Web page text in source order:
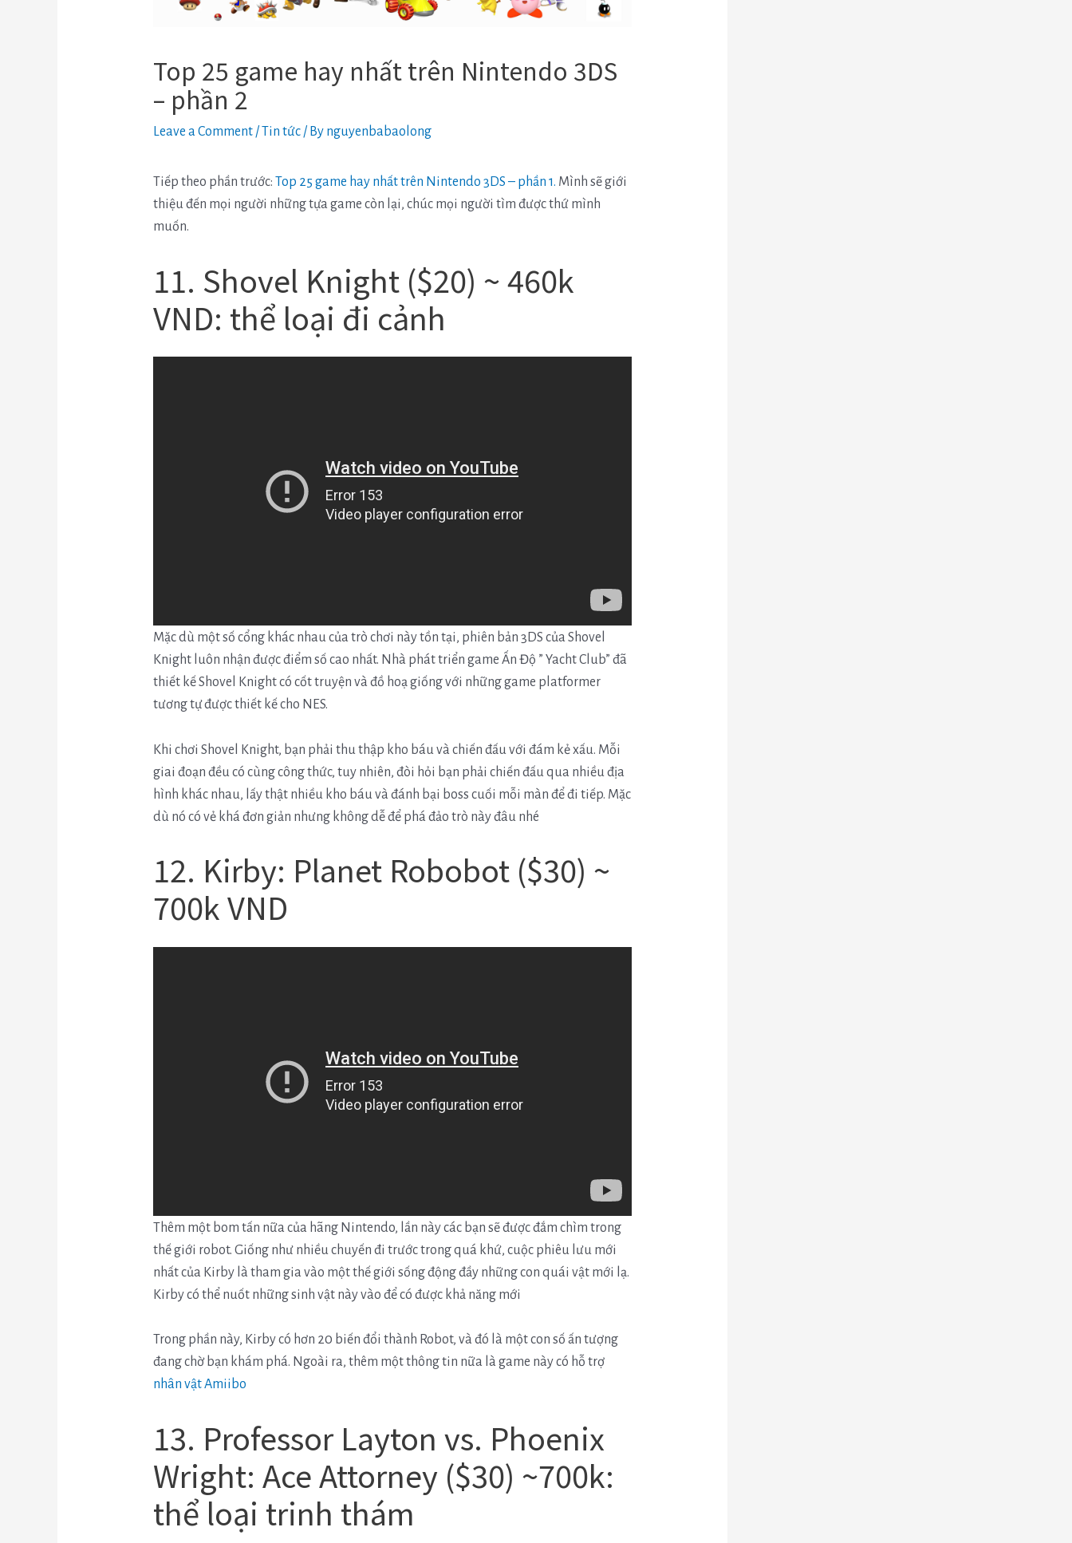
Top 25 game hay nhất trên Nintendo 3DS
– phần 2
Leave a Comment /Tin tức / By nguyenbabaolong
Tiếp theo phần trước:Top 25 game hay nhất trên Nintendo 3DS – phần 1. Mình sẽ giới
thiệu đến mọi người những tựa game còn lại, chúc mọi người tìm được thứ mình
muốn.
11. Shovel Knight ($20) ~ 460k
VND: thể loại đi cảnh
Mặc dù một số cổng khác nhau của trò chơi này tồn tại, phiên bản 3DS của Shovel
Knight luôn nhận được điểm số cao nhất. Nhà phát triển game Ấn Độ ” Yacht Club” đã
thiết kế Shovel Knight có cốt truyện và đồ hoạ giống với những game platformer
tương tự được thiết kế cho NES.
Khi chơi Shovel Knight, bạn phải thu thập kho báu và chiến đấu với đám kẻ xấu. Mỗi
giai đoạn đều có cùng công thức, tuy nhiên, đòi hỏi bạn phải chiến đấu qua nhiều địa
hình khác nhau, lấy thật nhiều kho báu và đánh bại boss cuối mỗi màn để đi tiếp. Mặc
dù nó có vẻ khá đơn giản nhưng không dễ để phá đảo trò này đâu nhé
12. Kirby: Planet Robobot ($30) ~
700k VND
Thêm một bom tấn nữa của hãng Nintendo, lần này các bạn sẽ được đắm chìm trong
thế giới robot.Giống như nhiều chuyến đi trước trong quá khứ, cuộc phiêu lưu mới
nhất của Kirby là tham gia vào một thế giới sống động đầy những con quái vật mới lạ.
Kirby có thể nuốt những sinh vật này vào để có được khả năng mới
Trong phần này, Kirby có hơn 20 biến đổi thành Robot, và đó là một con số ấn tượng
đang chờ bạn khám phá. Ngoài ra, thêm một thông tin nữa là game này có hỗ trợ
nhân vật Amiibo
13. Professor Layton vs. Phoenix
Wright: Ace Attorney ($30) ~700k:
thể loại trinh thám